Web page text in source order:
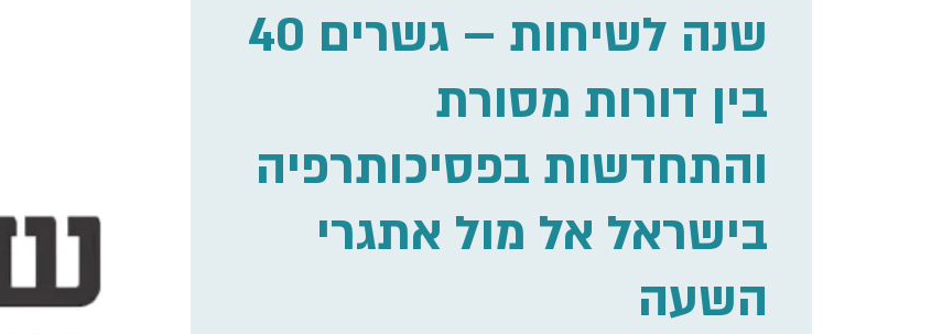
40 שנה לשיחות – גשרים
בין דורות מסורת
והתחדשות בפסיכותרפיה
בישראל אל מול אתגרי
השעה